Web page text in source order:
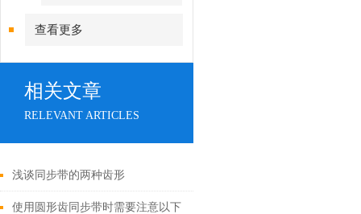
查看更多
相关文章
RELEVANT ARTICLES
浅谈同步带的两种齿形
使用圆形齿同步带时需要注意以下